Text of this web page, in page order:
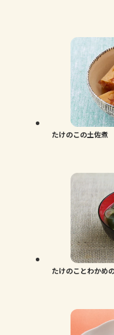
たけのこの土佐煮
たけのことわかめ